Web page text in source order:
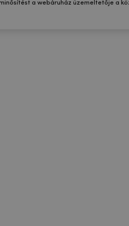
a webáruház üzemeltetője a